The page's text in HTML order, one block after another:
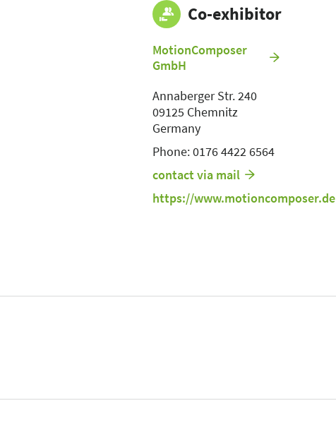
Co-exhibitor
MotionComposer
GmbH
Annaberger Str. 240
09125 Chemnitz
Germany
Phone: 0176 4422 6564
contact via mail
https://www.motioncomposer.de